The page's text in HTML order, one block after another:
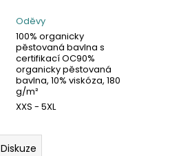
Oděvy
100% organicky
pěstovaná bavlna s
certifikací OC90%
organicky pěstovaná
bavlna, 10% viskóza, 180
g/m²
XXS - 5XL
Diskuze